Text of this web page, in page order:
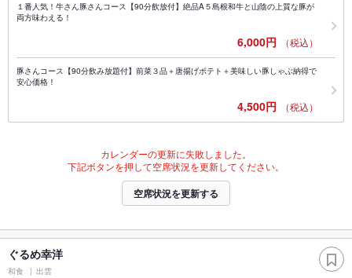
１番人気！牛さん豚さんコース【90分飲放付】絶品A５島根和牛と山陰の上質な豚が
両方味わえる！
6,000円 （税込）
豚さんコース【90分飲み放題付】前菜３品＋唐揚げポテト＋美味しい豚しゃぶ納得で
安心価格！
4,500円 （税込）
カレンダーの更新に失敗しました。
下記ボタンを押して空席状況を更新してください。
空席状況を更新する
ぐるめ幸洋
和食 出雲